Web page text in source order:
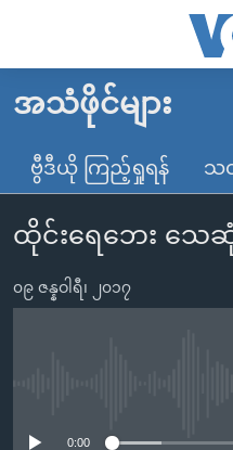
လွယ်ကူ
သည့်
Link
များ
ပင်မ
မူလစာမျက်နှာ
မြန်မာ
ကမ္ဘာ့သတင်းများ
နိုင်ငံတကာ
တရုတ်
ဗွီဒီယို
ရပ်ဝန်းတခု လမ်းတခု အလွန်
အသံဖိုင်များ
ဗွီဒီယို ကြည့်ရှုရန် သ
ထိုင်းရေဘေး သေဆုံ
၀၉ ဇန္နဝါရီ၊ ၂၀၁၇
0:00